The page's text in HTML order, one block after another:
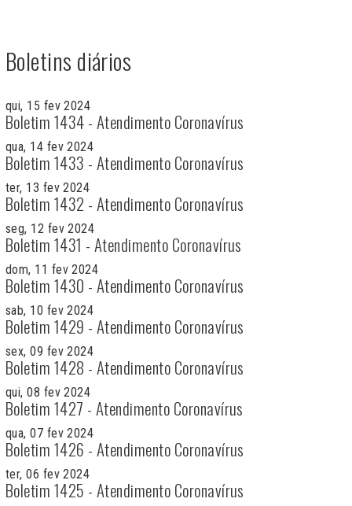
Boletins diários
qui, 15 fev 2024
Boletim 1434 - Atendimento Coronavírus
qua, 14 fev 2024
Boletim 1433 - Atendimento Coronavírus
ter, 13 fev 2024
Boletim 1432 - Atendimento Coronavírus
seg, 12 fev 2024
Boletim 1431 - Atendimento Coronavírus
dom, 11 fev 2024
Boletim 1430 - Atendimento Coronavírus
sab, 10 fev 2024
Boletim 1429 - Atendimento Coronavírus
sex, 09 fev 2024
Boletim 1428 - Atendimento Coronavírus
qui, 08 fev 2024
Boletim 1427 - Atendimento Coronavírus
qua, 07 fev 2024
Boletim 1426 - Atendimento Coronavírus
ter, 06 fev 2024
Boletim 1425 - Atendimento Coronavírus